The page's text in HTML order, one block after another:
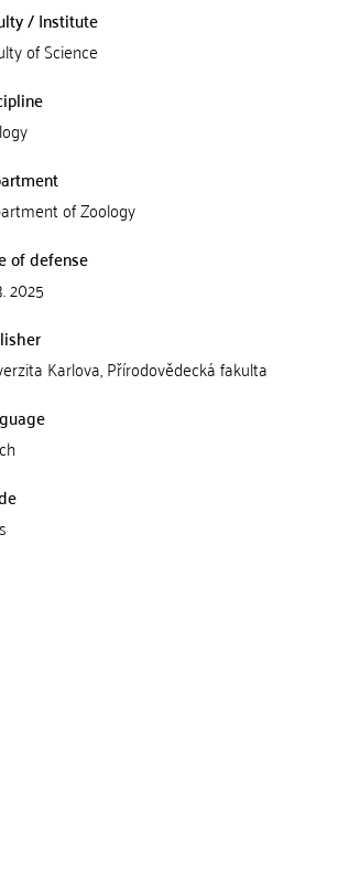
/ Institute
of Science
of Zoology
of defense
2025
Karlova, Přírodovědecká fakulta